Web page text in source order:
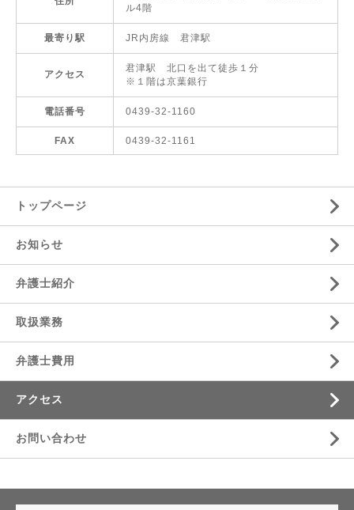
ル4階
最寄り駅 JR内房線 君津駅
アクセス
君津駅 北口を出て徒歩１分
※１階は京葉銀行
電話番号 0439-32-1160
FAX 0439-32-1161
トップページ
お知らせ
弁護士紹介
取扱業務
弁護士費用
アクセス
お問い合わせ